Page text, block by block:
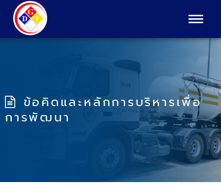
Toggle
ข้อคิดและหลักการบริหารเพื่อ
การพัฒนา